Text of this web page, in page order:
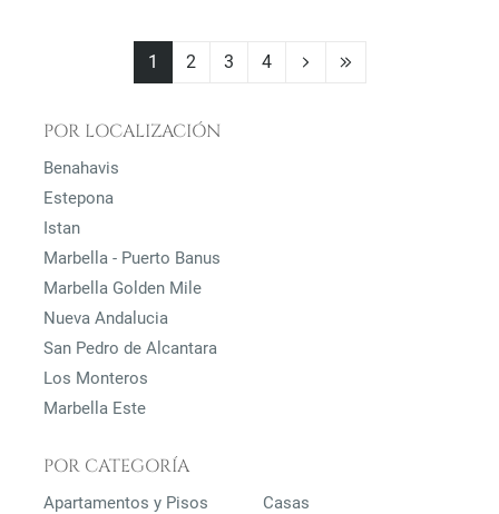
1 2 3 4
POR LOCALIZACIÓN
Benahavis
Estepona
Istan
Marbella - Puerto Banus
Marbella Golden Mile
Nueva Andalucia
San Pedro de Alcantara
Los Monteros
Marbella Este
POR CATEGORÍA
Apartamentos y Pisos
Casas